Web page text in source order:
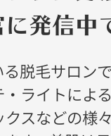
発信中
脱毛サロン
ライトによ
スなどの様